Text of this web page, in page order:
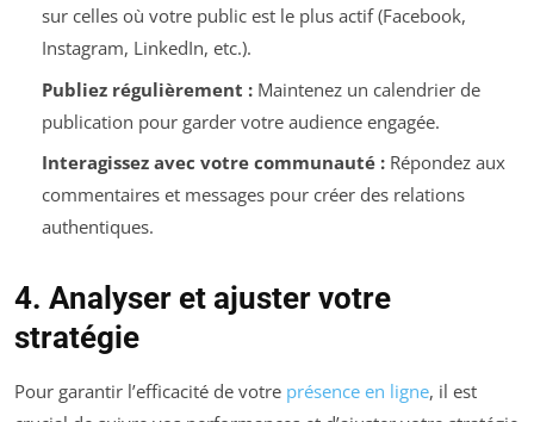
sur celles où votre public est le plus actif (Facebook,
Instagram, LinkedIn, etc.).
Publiez régulièrement :Maintenez un calendrier de
publication pour garder votre audience engagée.
Interagissez avec votre communauté :Répondez aux
commentaires et messages pour créer des relations
authentiques.
4. Analyser et ajuster votre
stratégie
Pour garantir l’efficacité de votre présence en ligne, il est